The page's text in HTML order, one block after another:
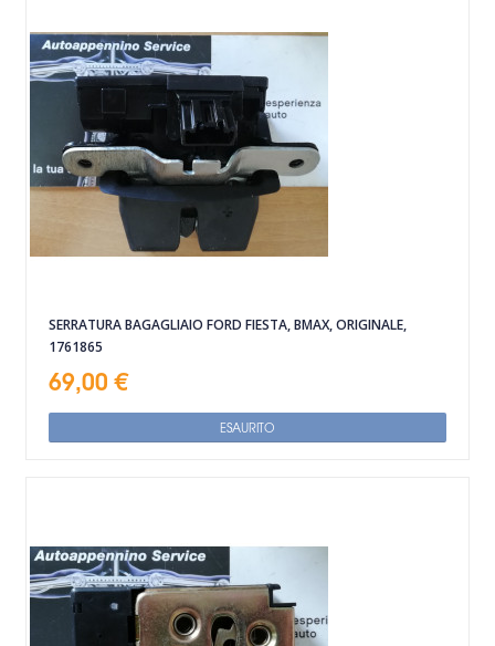
SERRATURA BAGAGLIAIO FORD FIESTA, BMAX, ORIGINALE,
1761865
69,00 €
ESAURITO